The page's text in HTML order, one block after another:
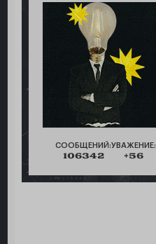
СООБЩЕНИЙ:
106342
УВАЖЕНИЕ:
+56